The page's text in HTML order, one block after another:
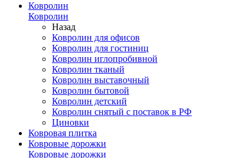
Ковролин
Ковролин
Назад
Ковролин для офисов
Ковролин для гостиниц
Ковролин иглопробивной
Ковролин тканый
Ковролин выставочный
Ковролин бытовой
Ковролин детский
Ковролин снятый с поставок в РФ
Циновки
Ковровая плитка
Ковровые дорожки
Ковровые дорожки